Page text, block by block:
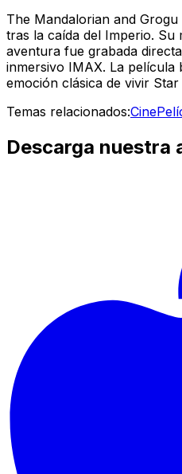
The Mandalorian and
tras la caída del Imperio. Su
aventura fue grabada
inmersivo IMAX. La
emoción clásica de vivir
Temas relacionados:Cine
Descarga nuestra